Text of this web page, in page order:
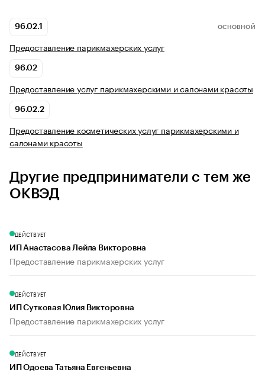
96.02.1 ОСНОВНОЙ
Предоставление парикмахерских услуг
96.02
Предоставление услуг парикмахерскими и салонами красоты
96.02.2
Предоставление косметических услуг парикмахерскими и
салонами красоты
Другие предприниматели с тем же
ОКВЭД
ДЕЙСТВУЕТ
ИП Анастасова Лейла Викторовна
Предоставление парикмахерских услуг
ДЕЙСТВУЕТ
ИП Сутковая Юлия Викторовна
Предоставление парикмахерских услуг
ДЕЙСТВУЕТ
ИП Одоева Татьяна Евгеньевна